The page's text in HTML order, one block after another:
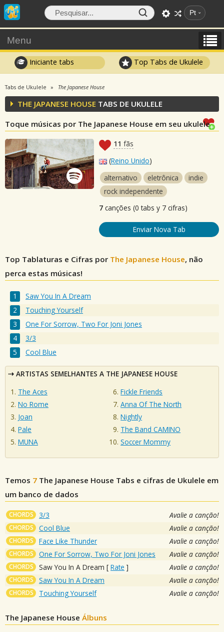
Pt
Menu
Iniciante tabs Top Tabs de Ukulele
Tabs de Ukulele The Japanese House
THE JAPANESE HOUSE TABS DE UKULELE
Toque músicas por The Japanese House em seu ukulele
11 fãs
(Reino Unido)
alternativo
eletrônica
indie
rock independente
7 canções (0 tabs y 7 cifras)
Enviar Nova Tab
Top Tablaturas e Cifras por The Japanese House, não
perca estas músicas!
Saw You In A Dream
Touching Yourself
One For Sorrow, Two For Joni Jones
3/3
Cool Blue
ARTISTAS SEMELHANTES A THE JAPANESE HOUSE
The Aces
No Rome
Joan
Pale
MUNA
Fickle Friends
Anna Of The North
Nightly
The Band CAMINO
Soccer Mommy
Temos 7 The Japanese House Tabs e cifras de Ukulele em
um banco de dados
CHORDS 3/3 Avalie a canção!
CHORDS Cool Blue Avalie a canção!
CHORDS Face Like Thunder Avalie a canção!
CHORDS One For Sorrow, Two For Joni Jones Avalie a canção!
CHORDS Saw You In A Dream [ Rate ] Avalie a canção!
CHORDS Saw You In A Dream Avalie a canção!
CHORDS Touching Yourself Avalie a canção!
The Japanese House Álbuns